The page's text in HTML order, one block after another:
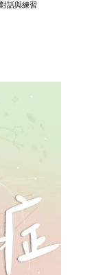
話與練習